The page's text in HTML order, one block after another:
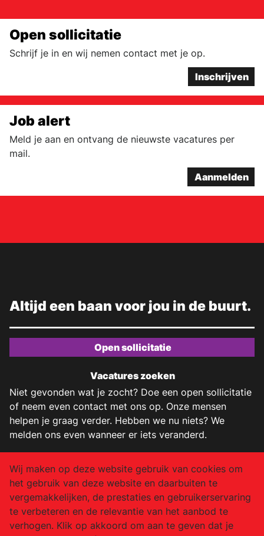
Open sollicitatie
Schrijf je in en wij nemen contact met je op.
Inschrijven
Job alert
Meld je aan en ontvang de nieuwste vacatures per
mail.
Aanmelden
Altijd een baan voor jou in de buurt.
Open sollicitatie
Vacatures zoeken
Niet gevonden wat je zocht? Doe een open sollicitatie
of neem even contact met ons op. Onze mensen
helpen je graag verder. Hebben we nu niets? We
melden ons even wanneer er iets veranderd.
+31 (0)20 2141 522
info@job-air.nl
Facebook
Instagram
Wij maken op deze website gebruik van cookies om
het gebruik van deze website en daarbuiten te
vergemakkelijken, de prestaties en gebruikerservaring
te verbeteren en de relevantie van het aanbod te
verhogen. Klik op akkoord om aan te geven dat je